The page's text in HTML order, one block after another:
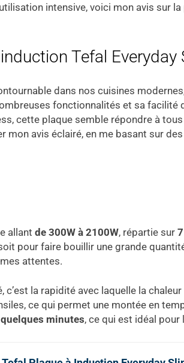
intensive, voici mon avis sur
Tefal Everyday
dans nos cuisines
fonctionnalités et sa facilité
cette plaque semble répondre à
avis éclairé, en me basant sur
allant de 300W à 2100W, répartie sur
pour faire bouillir une grande
attentes.
c’est la rapidité avec laquelle la
ce qui permet une montée en
minutes, ce qui est idéal